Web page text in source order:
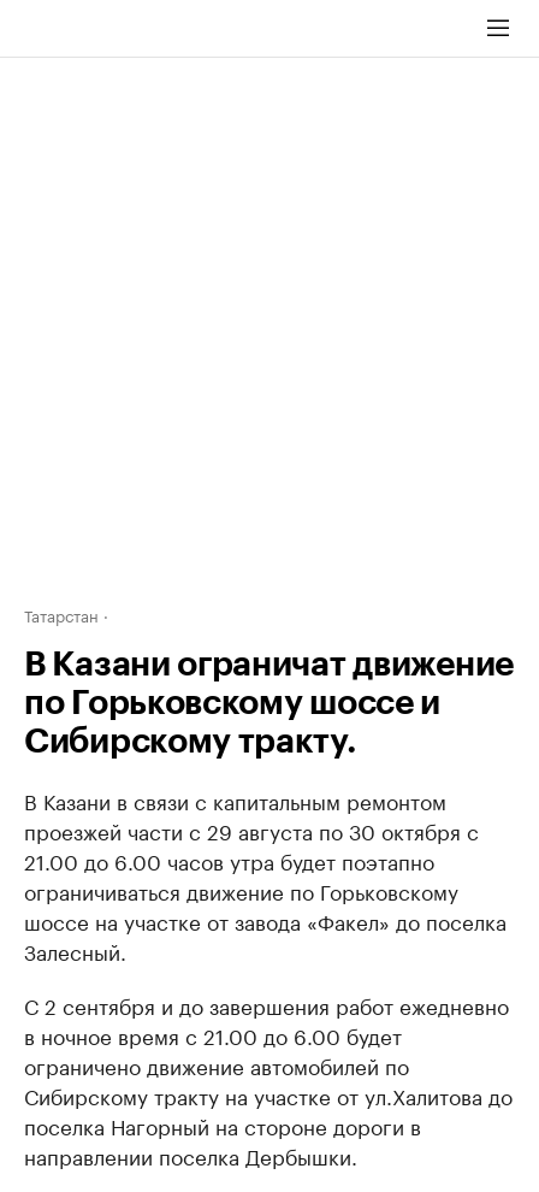
Татарстан
В Казани ограничат движение
по Горьковскому шоссе и
Сибирскому тракту.
В Казани в связи с капитальным ремонтом
проезжей части с 29 августа по 30 октября с
21.00 до 6.00 часов утра будет поэтапно
ограничиваться движение по Горьковскому
шоссе на участке от завода «Факел» до поселка
Залесный.
С 2 сентября и до завершения работ ежедневно
в ночное время с 21.00 до 6.00 будет
ограничено движение автомобилей по
Сибирскому тракту на участке от ул.Халитова до
поселка Нагорный на стороне дороги в
направлении поселка Дербышки.